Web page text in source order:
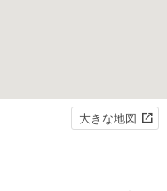
大きな地図